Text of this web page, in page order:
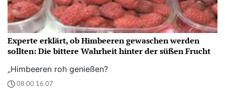
Experte erklärt, ob Himbeeren gewaschen werden
sollten: Die bittere Wahrheit hinter der süßen Frucht
„Himbeeren roh genießen?
08:00 16.07